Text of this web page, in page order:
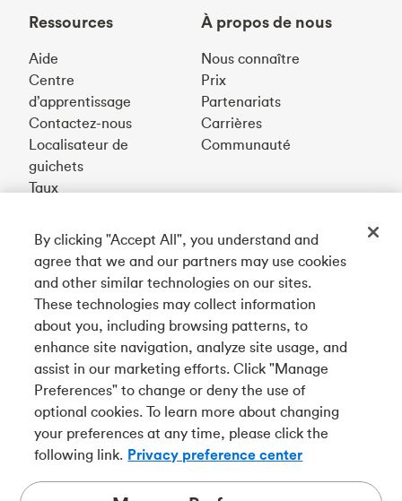
Ressources
Aide
Centre
d’apprentissage
Contactez-nous
Localisateur de
guichets
Taux
À propos de nous
Nous connaître
Prix
Partenariats
Carrières
Communauté
English
Téléchargez notre appli
Connectez-vous avec nous
Tangerine est le nom commercial de la Banque Tangerine,
une filiale en propriété exclusive de La Banque de
Nouvelle-Écosse etmembre à part entière de la SADC
By clicking "Accept All", you understand and
agree that we and our partners may use cookies
and other similar technologies on our sites.
These technologies may collect information
about you, including browsing patterns, to
enhance site navigation, analyze site usage, and
assist in our marketing efforts. Click "Manage
Preferences" to change or deny the use of
optional cookies. To learn more about changing
your preferences at any time, please click the
following link. Privacy preference center